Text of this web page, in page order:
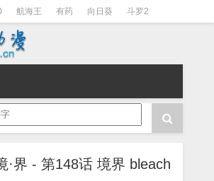
航海王 有药 向日葵 斗罗2
拳超人
·界 - 第148话 境界 bleach